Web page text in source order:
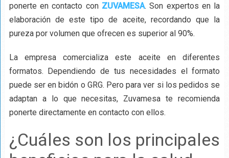
ponerte en contacto con ZUVAMESA. Son expertos en la
elaboración de este tipo de aceite, recordando que la
pureza por volumen que ofrecen es superior al 90%.
La empresa comercializa este aceite en diferentes
formatos. Dependiendo de tus necesidades el formato
puede ser en bidón o GRG. Pero para ver si los pedidos se
adaptan a lo que necesitas, Zuvamesa te recomienda
ponerte directamente en contacto con ellos.
¿Cuáles son los principales